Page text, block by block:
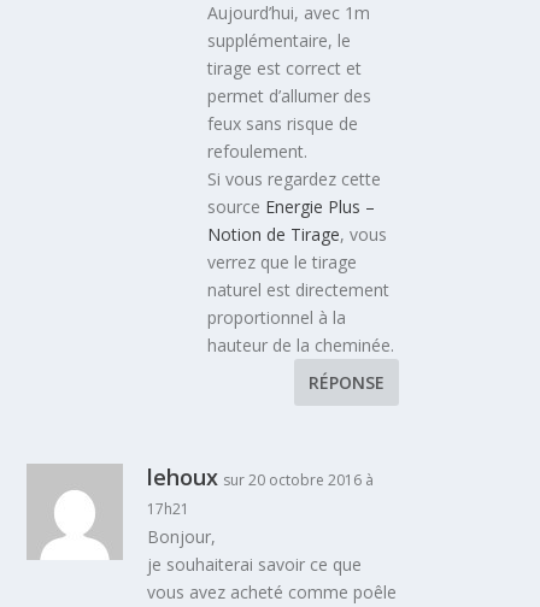
Aujourd’hui, avec 1m
supplémentaire, le
tirage est correct et
permet d’allumer des
feux sans risque de
refoulement.
Si vous regardez cette
source Energie Plus –
Notion de Tirage, vous
verrez que le tirage
naturel est directement
proportionnel à la
hauteur de la cheminée.
RÉPONSE
lehoux sur 20 octobre 2016 à
17h21
Bonjour,
je souhaiterai savoir ce que
vous avez acheté comme poêle